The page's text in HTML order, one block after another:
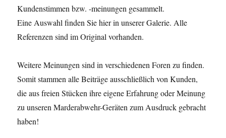
Kundenstimmen bzw. -meinungen gesammelt.
Eine Auswahl finden Sie hier in unserer Galerie. Alle
Referenzen sind im Original vorhanden.
Weitere Meinungen sind in verschiedenen Foren zu finden.
Somit stammen alle Beiträge ausschließlich von Kunden,
die aus freien Stücken ihre eigene Erfahrung oder Meinung
zu unseren Marderabwehr-Geräten zum Ausdruck gebracht
haben!